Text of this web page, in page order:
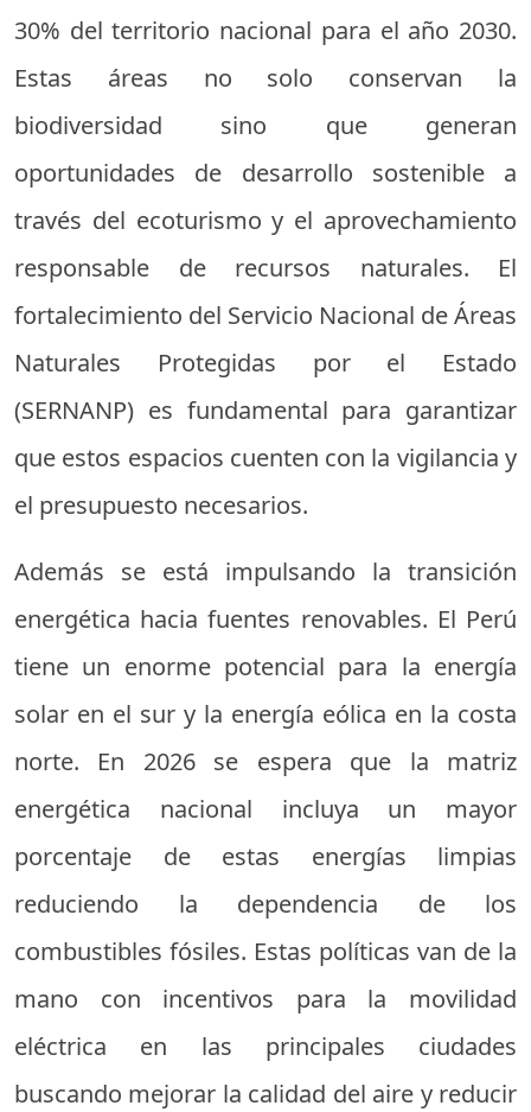
30% del territorio nacional para el año 2030.
Estas áreas no solo conservan la
biodiversidad sino que generan
oportunidades de desarrollo sostenible a
través del ecoturismo y el aprovechamiento
responsable de recursos naturales. El
fortalecimiento del Servicio Nacional de Áreas
Naturales Protegidas por el Estado
(SERNANP) es fundamental para garantizar
que estos espacios cuenten con la vigilancia y
el presupuesto necesarios.
Además se está impulsando la transición
energética hacia fuentes renovables. El Perú
tiene un enorme potencial para la energía
solar en el sur y la energía eólica en la costa
norte. En 2026 se espera que la matriz
energética nacional incluya un mayor
porcentaje de estas energías limpias
reduciendo la dependencia de los
combustibles fósiles. Estas políticas van de la
mano con incentivos para la movilidad
eléctrica en las principales ciudades
buscando mejorar la calidad del aire y reducir